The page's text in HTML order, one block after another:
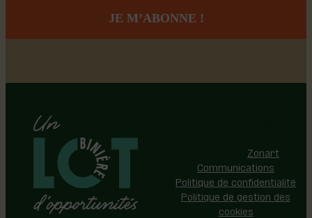
Zonart
Communications
Politique de confidentialité
Politique de gestion des
cookies